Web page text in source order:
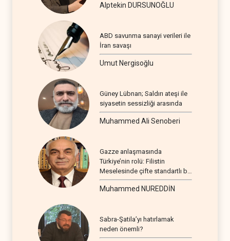
Alptekin DURSUNOĞLU
ABD savunma sanayi verileri ile
İran savaşı
Umut Nergisoğlu
Güney Lübnan; Saldırı ateşi ile
siyasetin sessizliği arasında
Muhammed Ali Senoberi
Gazze anlaşmasında
Türkiye’nin rolü: Filistin
Meselesinde çifte standartlı bir
seyir
Muhammed NUREDDİN
Sabra-Şatila’yı hatırlamak
neden önemli?